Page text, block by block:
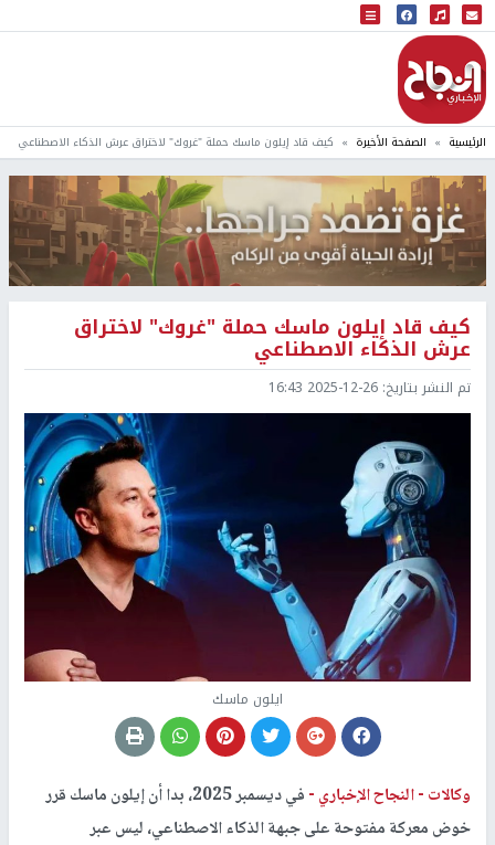
البث المباشر
إذاعة النجاح
الرئيسية الصفحة الأخيرة كيف قاد إيلون ماسك حملة "غروك" لاختراق عرش الذكاء الاصطناعي
كيف قاد إيلون ماسك حملة "غروك" لاختراق
عرش الذكاء الاصطناعي
تم النشر بتاريخ: 2025-12-26 16:43
ايلون ماسك
وكالات -النجاح الإخباري -
في ديسمبر 2025، بدا أن إيلون ماسك قرر
خوض معركة مفتوحة على جبهة الذكاء الاصطناعي، ليس عبر